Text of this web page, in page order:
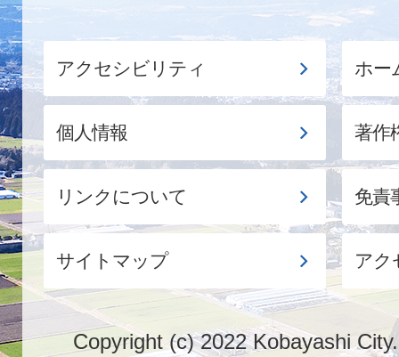
アクセシビリティ ホー
個人情報 著作
リンクについて 免責
サイトマップ アク
Copyright (c) 2022 Kobayashi